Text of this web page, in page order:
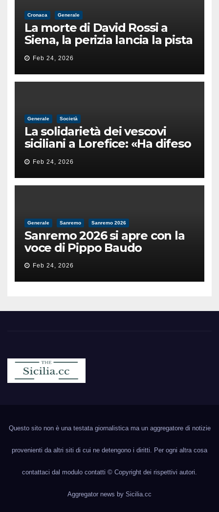
Cronaca Generale
La morte di David Rossi a
Siena, la perizia lancia la pista
di un’intimidazione finita
male
Feb 24, 2026
Generale Società
La solidarietà dei vescovi
siciliani a Lorefice: «Ha difeso
il valore e la dignità
dell’umanità»
Feb 24, 2026
Generale Sanremo Sanremo 2026
Sanremo 2026 si apre con la
voce di Pippo Baudo
Feb 24, 2026
Questo sito non è una testata giornalistica ma un aggregatore di notizie
provenienti da altri siti di cui ne detengono i diritti. Per ogni altra cosa
contattaci dal modulo contatti © Copyright dei rispettivi autori.
Aggregator news by Sicilia.cc